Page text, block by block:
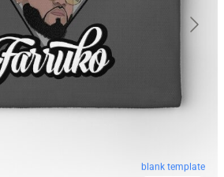
blank template